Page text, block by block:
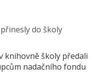
do školy
knihovně školy předali
nadačního fondu